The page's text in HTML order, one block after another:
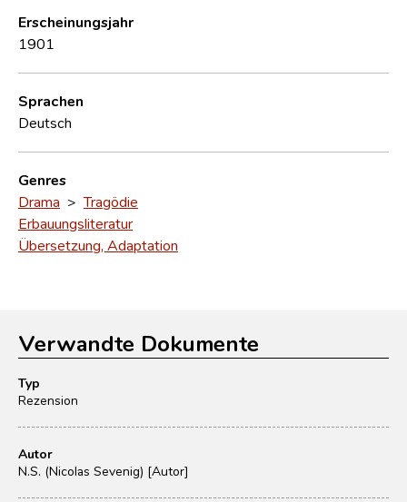
Erscheinungsjahr
1901
Sprachen
Deutsch
Genres
Drama >Tragödie
Erbauungsliteratur
Übersetzung, Adaptation
Verwandte Dokumente
Typ
Rezension
Autor
N.S. (Nicolas Sevenig) [Autor]